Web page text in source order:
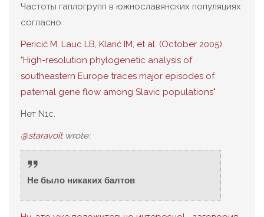
Частоты гаплогрупп в южнославянских популяциях
согласно
Pericić M, Lauc LB, Klarić IM, et al. (October 2005).
"High-resolution phylogenetic analysis of
southeastern Europe traces major episodes of
paternal gene flow among Slavic populations"
Нет N1c.
@staravoitwrote:
Не было никаких балтов